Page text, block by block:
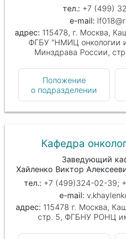
+7 (499)
115478, г. Москва,
ФГБУ "НМИЦ онкологии
Минздрава России,
Положение
о подразделении
Кафедра
Заведующий
Хайленко Виктор
+7 (499)324-02-39;
115478 г. Москва,
стр. 5, ФГБНУ РОНЦ